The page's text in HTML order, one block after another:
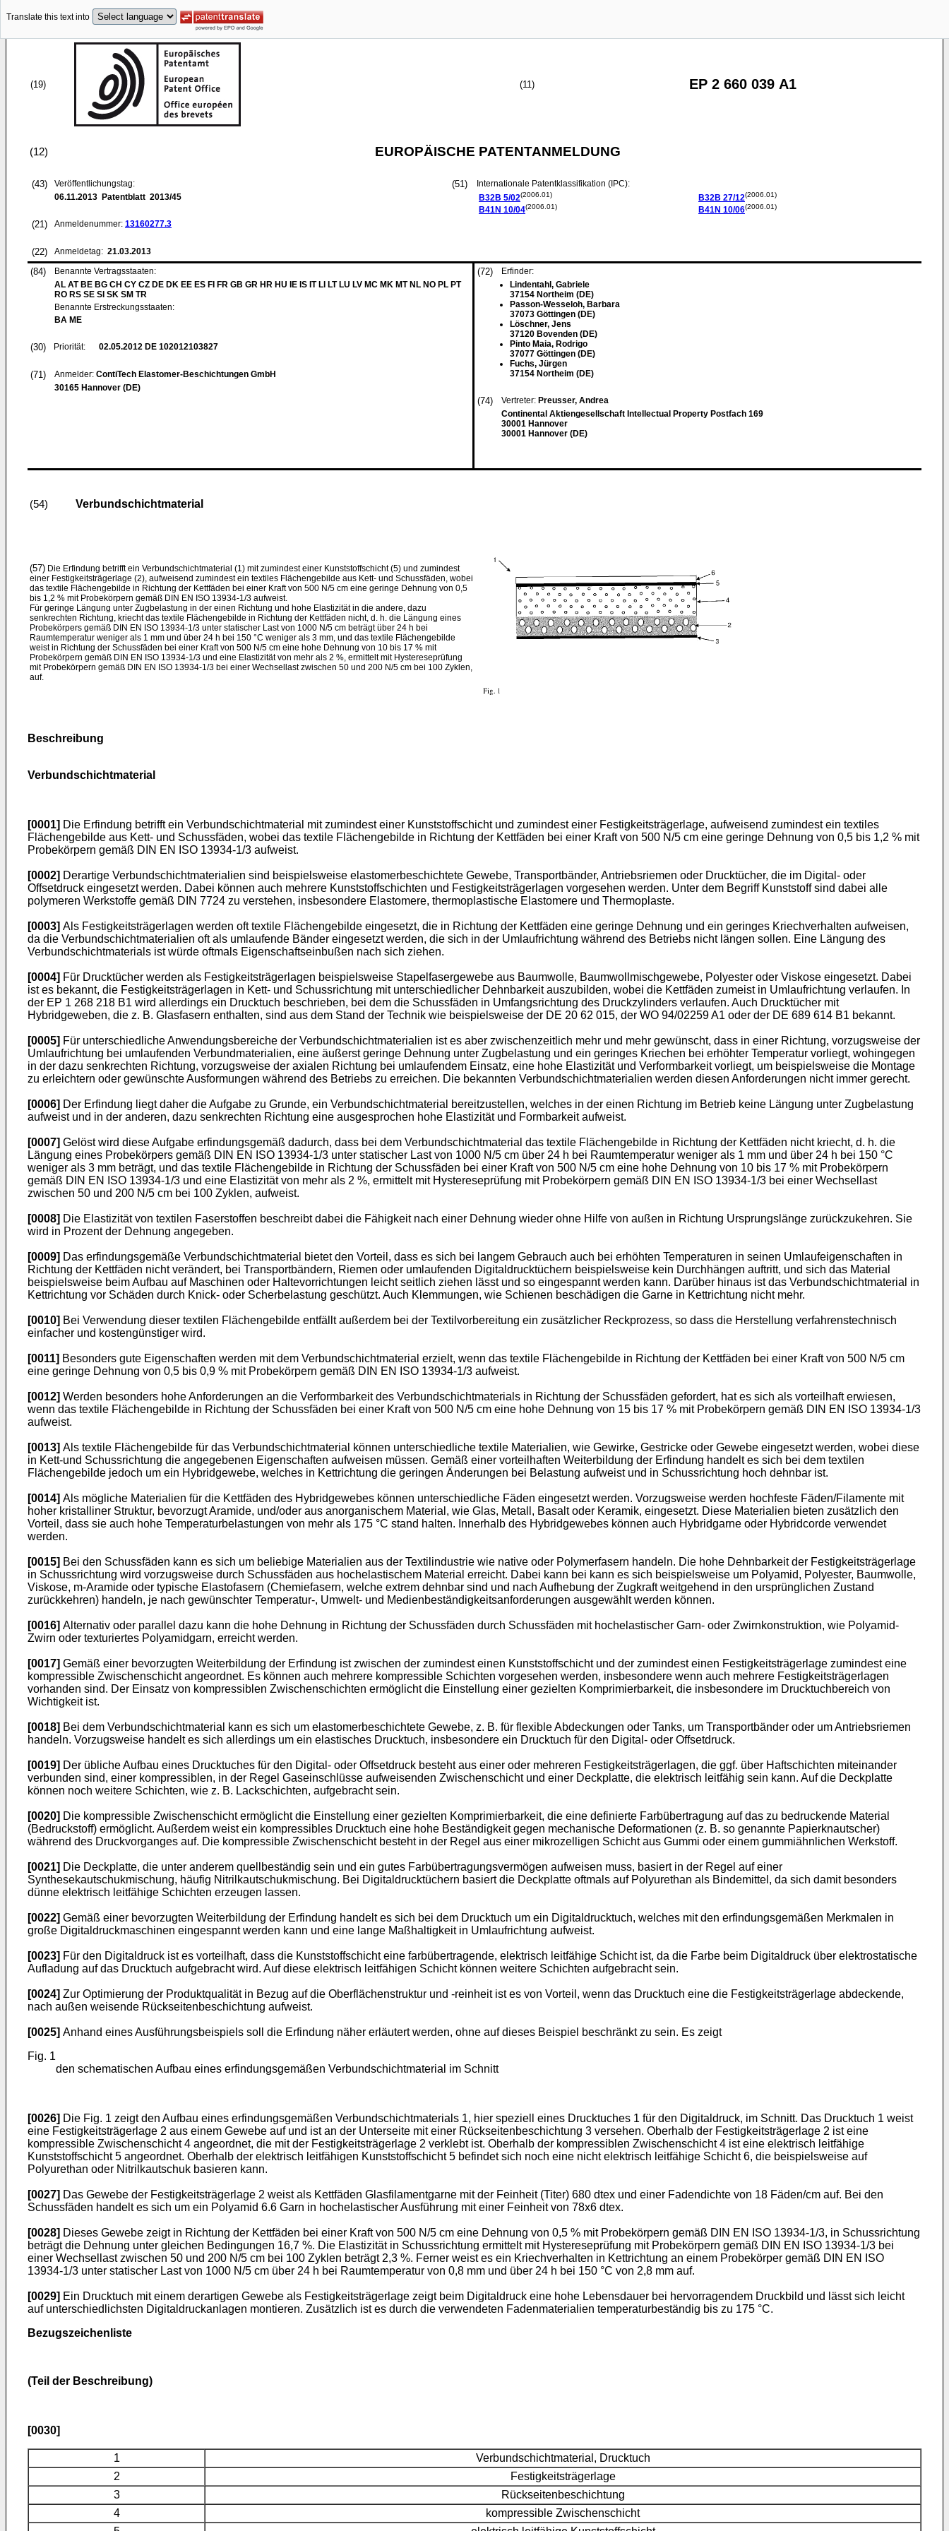
Translate this text into
(19) (11) EP 2 660 039 A1
(12) EUROPÄISCHE PATENTANMELDUNG
(43)
Veröffentlichungstag:
06.11.2013 Patentblatt 2013/45
(21) Anmeldenummer: 13160277.3
(22) Anmeldetag: 21.03.2013
(51)
Internationale Patentklassifikation (IPC):
B32B 5/02(2006.01)
B41N 10/04(2006.01)
B32B 27/12(2006.01)
B41N 10/06(2006.01)
(84)
Benannte Vertragsstaaten:
AL AT BE BG CH CY CZ DE DK EE ES FI FR GB GR HR HU IE IS IT LI LT LU LV MC MK MT NL NO PL PT
RO RS SE SI SK SM TR
Benannte Erstreckungsstaaten:
BA ME
(30) Priorität: 02.05.2012 DE 102012103827
(71) Anmelder: ContiTech Elastomer-Beschichtungen GmbH
30165 Hannover (DE)
(72)
Erfinder:
Lindentahl, Gabriele
37154 Northeim (DE)
Passon-Wesseloh, Barbara
37073 Göttingen (DE)
Löschner, Jens
37120 Bovenden (DE)
Pinto Maia, Rodrigo
37077 Göttingen (DE)
Fuchs, Jürgen
37154 Northeim (DE)
(74) Vertreter: Preusser, Andrea
Continental Aktiengesellschaft Intellectual Property Postfach 169
30001 Hannover
30001 Hannover (DE)
(54) Verbundschichtmaterial
(57) Die Erfindung betrifft ein Verbundschichtmaterial (1) mit zumindest einer Kunststoffschicht (5) und zumindest
einer Festigkeitsträgerlage (2), aufweisend zumindest ein textiles Flächengebilde aus Kett- und Schussfäden, wobei
das textile Flächengebilde in Richtung der Kettfäden bei einer Kraft von 500 N/5 cm eine geringe Dehnung von 0,5
bis 1,2 % mit Probekörpern gemäß DIN EN ISO 13934-1/3 aufweist.
Für geringe Längung unter Zugbelastung in der einen Richtung und hohe Elastizität in die andere, dazu
senkrechten Richtung, kriecht das textile Flächengebilde in Richtung der Kettfäden nicht, d. h. die Längung eines
Probekörpers gemäß DIN EN ISO 13934-1/3 unter statischer Last von 1000 N/5 cm beträgt über 24 h bei
Raumtemperatur weniger als 1 mm und über 24 h bei 150 °C weniger als 3 mm, und das textile Flächengebilde
weist in Richtung der Schussfäden bei einer Kraft von 500 N/5 cm eine hohe Dehnung von 10 bis 17 % mit
Probekörpern gemäß DIN EN ISO 13934-1/3 und eine Elastizität von mehr als 2 %, ermittelt mit Hystereseprüfung
mit Probekörpern gemäß DIN EN ISO 13934-1/3 bei einer Wechsellast zwischen 50 und 200 N/5 cm bei 100 Zyklen,
auf.
Beschreibung
Verbundschichtmaterial
[0001] Die Erfindung betrifft ein Verbundschichtmaterial mit zumindest einer Kunststoffschicht und zumindest einer Festigkeitsträgerlage, aufweisend zumindest ein textiles
Flächengebilde aus Kett- und Schussfäden, wobei das textile Flächengebilde in Richtung der Kettfäden bei einer Kraft von 500 N/5 cm eine geringe Dehnung von 0,5 bis 1,2 % mit
Probekörpern gemäß DIN EN ISO 13934-1/3 aufweist.
[0002] Derartige Verbundschichtmaterialien sind beispielsweise elastomerbeschichtete Gewebe, Transportbänder, Antriebsriemen oder Drucktücher, die im Digital- oder
Offsetdruck eingesetzt werden. Dabei können auch mehrere Kunststoffschichten und Festigkeitsträgerlagen vorgesehen werden. Unter dem Begriff Kunststoff sind dabei alle
polymeren Werkstoffe gemäß DIN 7724 zu verstehen, insbesondere Elastomere, thermoplastische Elastomere und Thermoplaste.
[0003] Als Festigkeitsträgerlagen werden oft textile Flächengebilde eingesetzt, die in Richtung der Kettfäden eine geringe Dehnung und ein geringes Kriechverhalten aufweisen,
da die Verbundschichtmaterialien oft als umlaufende Bänder eingesetzt werden, die sich in der Umlaufrichtung während des Betriebs nicht längen sollen. Eine Längung des
Verbundschichtmaterials ist würde oftmals Eigenschaftseinbußen nach sich ziehen.
[0004] Für Drucktücher werden als Festigkeitsträgerlagen beispielsweise Stapelfasergewebe aus Baumwolle, Baumwollmischgewebe, Polyester oder Viskose eingesetzt. Dabei
ist es bekannt, die Festigkeitsträgerlagen in Kett- und Schussrichtung mit unterschiedlicher Dehnbarkeit auszubilden, wobei die Kettfäden zumeist in Umlaufrichtung verlaufen. In
der EP 1 268 218 B1 wird allerdings ein Drucktuch beschrieben, bei dem die Schussfäden in Umfangsrichtung des Druckzylinders verlaufen. Auch Drucktücher mit
Hybridgeweben, die z. B. Glasfasern enthalten, sind aus dem Stand der Technik wie beispielsweise der DE 20 62 015, der WO 94/02259 A1 oder der DE 689 614 B1 bekannt.
[0005] Für unterschiedliche Anwendungsbereiche der Verbundschichtmaterialien ist es aber zwischenzeitlich mehr und mehr gewünscht, dass in einer Richtung, vorzugsweise der
Umlaufrichtung bei umlaufenden Verbundmaterialien, eine äußerst geringe Dehnung unter Zugbelastung und ein geringes Kriechen bei erhöhter Temperatur vorliegt, wohingegen
in der dazu senkrechten Richtung, vorzugsweise der axialen Richtung bei umlaufendem Einsatz, eine hohe Elastizität und Verformbarkeit vorliegt, um beispielsweise die Montage
zu erleichtern oder gewünschte Ausformungen während des Betriebs zu erreichen. Die bekannten Verbundschichtmaterialien werden diesen Anforderungen nicht immer gerecht.
[0006] Der Erfindung liegt daher die Aufgabe zu Grunde, ein Verbundschichtmaterial bereitzustellen, welches in der einen Richtung im Betrieb keine Längung unter Zugbelastung
aufweist und in der anderen, dazu senkrechten Richtung eine ausgesprochen hohe Elastizität und Formbarkeit aufweist.
[0007] Gelöst wird diese Aufgabe erfindungsgemäß dadurch, dass bei dem Verbundschichtmaterial das textile Flächengebilde in Richtung der Kettfäden nicht kriecht, d. h. die
Längung eines Probekörpers gemäß DIN EN ISO 13934-1/3 unter statischer Last von 1000 N/5 cm über 24 h bei Raumtemperatur weniger als 1 mm und über 24 h bei 150 °C
weniger als 3 mm beträgt, und das textile Flächengebilde in Richtung der Schussfäden bei einer Kraft von 500 N/5 cm eine hohe Dehnung von 10 bis 17 % mit Probekörpern
gemäß DIN EN ISO 13934-1/3 und eine Elastizität von mehr als 2 %, ermittelt mit Hystereseprüfung mit Probekörpern gemäß DIN EN ISO 13934-1/3 bei einer Wechsellast
zwischen 50 und 200 N/5 cm bei 100 Zyklen, aufweist.
[0008] Die Elastizität von textilen Faserstoffen beschreibt dabei die Fähigkeit nach einer Dehnung wieder ohne Hilfe von außen in Richtung Ursprungslänge zurückzukehren. Sie
wird in Prozent der Dehnung angegeben.
[0009] Das erfindungsgemäße Verbundschichtmaterial bietet den Vorteil, dass es sich bei langem Gebrauch auch bei erhöhten Temperaturen in seinen Umlaufeigenschaften in
Richtung der Kettfäden nicht verändert, bei Transportbändern, Riemen oder umlaufenden Digitaldrucktüchern beispielsweise kein Durchhängen auftritt, und sich das Material
beispielsweise beim Aufbau auf Maschinen oder Haltevorrichtungen leicht seitlich ziehen lässt und so eingespannt werden kann. Darüber hinaus ist das Verbundschichtmaterial in
Kettrichtung vor Schäden durch Knick- oder Scherbelastung geschützt. Auch Klemmungen, wie Schienen beschädigen die Garne in Kettrichtung nicht mehr.
[0010] Bei Verwendung dieser textilen Flächengebilde entfällt außerdem bei der Textilvorbereitung ein zusätzlicher Reckprozess, so dass die Herstellung verfahrenstechnisch
einfacher und kostengünstiger wird.
[0011] Besonders gute Eigenschaften werden mit dem Verbundschichtmaterial erzielt, wenn das textile Flächengebilde in Richtung der Kettfäden bei einer Kraft von 500 N/5 cm
eine geringe Dehnung von 0,5 bis 0,9 % mit Probekörpern gemäß DIN EN ISO 13934-1/3 aufweist.
[0012] Werden besonders hohe Anforderungen an die Verformbarkeit des Verbundschichtmaterials in Richtung der Schussfäden gefordert, hat es sich als vorteilhaft erwiesen,
wenn das textile Flächengebilde in Richtung der Schussfäden bei einer Kraft von 500 N/5 cm eine hohe Dehnung von 15 bis 17 % mit Probekörpern gemäß DIN EN ISO 13934-1/3
aufweist.
[0013] Als textile Flächengebilde für das Verbundschichtmaterial können unterschiedliche textile Materialien, wie Gewirke, Gestricke oder Gewebe eingesetzt werden, wobei diese
in Kett-und Schussrichtung die angegebenen Eigenschaften aufweisen müssen. Gemäß einer vorteilhaften Weiterbildung der Erfindung handelt es sich bei dem textilen
Flächengebilde jedoch um ein Hybridgewebe, welches in Kettrichtung die geringen Änderungen bei Belastung aufweist und in Schussrichtung hoch dehnbar ist.
[0014] Als mögliche Materialien für die Kettfäden des Hybridgewebes können unterschiedliche Fäden eingesetzt werden. Vorzugsweise werden hochfeste Fäden/Filamente mit
hoher kristalliner Struktur, bevorzugt Aramide, und/oder aus anorganischem Material, wie Glas, Metall, Basalt oder Keramik, eingesetzt. Diese Materialien bieten zusätzlich den
Vorteil, dass sie auch hohe Temperaturbelastungen von mehr als 175 °C stand halten. Innerhalb des Hybridgewebes können auch Hybridgarne oder Hybridcorde verwendet
werden.
[0015] Bei den Schussfäden kann es sich um beliebige Materialien aus der Textilindustrie wie native oder Polymerfasern handeln. Die hohe Dehnbarkeit der Festigkeitsträgerlage
in Schussrichtung wird vorzugsweise durch Schussfäden aus hochelastischem Material erreicht. Dabei kann bei kann es sich beispielsweise um Polyamid, Polyester, Baumwolle,
Viskose, m-Aramide oder typische Elastofasern (Chemiefasern, welche extrem dehnbar sind und nach Aufhebung der Zugkraft weitgehend in den ursprünglichen Zustand
zurückkehren) handeln, je nach gewünschter Temperatur-, Umwelt- und Medienbeständigkeitsanforderungen ausgewählt werden können.
[0016] Alternativ oder parallel dazu kann die hohe Dehnung in Richtung der Schussfäden durch Schussfäden mit hochelastischer Garn- oder Zwirnkonstruktion, wie Polyamid-
Zwirn oder texturiertes Polyamidgarn, erreicht werden.
[0017] Gemäß einer bevorzugten Weiterbildung der Erfindung ist zwischen der zumindest einen Kunststoffschicht und der zumindest einen Festigkeitsträgerlage zumindest eine
kompressible Zwischenschicht angeordnet. Es können auch mehrere kompressible Schichten vorgesehen werden, insbesondere wenn auch mehrere Festigkeitsträgerlagen
vorhanden sind. Der Einsatz von kompressiblen Zwischenschichten ermöglicht die Einstellung einer gezielten Komprimierbarkeit, die insbesondere im Drucktuchbereich von
Wichtigkeit ist.
[0018] Bei dem Verbundschichtmaterial kann es sich um elastomerbeschichtete Gewebe, z. B. für flexible Abdeckungen oder Tanks, um Transportbänder oder um Antriebsriemen
handeln. Vorzugsweise handelt es sich allerdings um ein elastisches Drucktuch, insbesondere ein Drucktuch für den Digital- oder Offsetdruck.
[0019] Der übliche Aufbau eines Drucktuches für den Digital- oder Offsetdruck besteht aus einer oder mehreren Festigkeitsträgerlagen, die ggf. über Haftschichten miteinander
verbunden sind, einer kompressiblen, in der Regel Gaseinschlüsse aufweisenden Zwischenschicht und einer Deckplatte, die elektrisch leitfähig sein kann. Auf die Deckplatte
können noch weitere Schichten, wie z. B. Lackschichten, aufgebracht sein.
[0020] Die kompressible Zwischenschicht ermöglicht die Einstellung einer gezielten Komprimierbarkeit, die eine definierte Farbübertragung auf das zu bedruckende Material
(Bedruckstoff) ermöglicht. Außerdem weist ein kompressibles Drucktuch eine hohe Beständigkeit gegen mechanische Deformationen (z. B. so genannte Papierknautscher)
während des Druckvorganges auf. Die kompressible Zwischenschicht besteht in der Regel aus einer mikrozelligen Schicht aus Gummi oder einem gummiähnlichen Werkstoff.
[0021] Die Deckplatte, die unter anderem quellbeständig sein und ein gutes Farbübertragungsvermögen aufweisen muss, basiert in der Regel auf einer
Synthesekautschukmischung, häufig Nitrilkautschukmischung. Bei Digitaldrucktüchern basiert die Deckplatte oftmals auf Polyurethan als Bindemittel, da sich damit besonders
dünne elektrisch leitfähige Schichten erzeugen lassen.
[0022] Gemäß einer bevorzugten Weiterbildung der Erfindung handelt es sich bei dem Drucktuch um ein Digitaldrucktuch, welches mit den erfindungsgemäßen Merkmalen in
große Digitaldruckmaschinen eingespannt werden kann und eine lange Maßhaltigkeit in Umlaufrichtung aufweist.
[0023] Für den Digitaldruck ist es vorteilhaft, dass die Kunststoffschicht eine farbübertragende, elektrisch leitfähige Schicht ist, da die Farbe beim Digitaldruck über elektrostatische
Aufladung auf das Drucktuch aufgebracht wird. Auf diese elektrisch leitfähigen Schicht können weitere Schichten aufgebracht sein.
[0024] Zur Optimierung der Produktqualität in Bezug auf die Oberflächenstruktur und -reinheit ist es von Vorteil, wenn das Drucktuch eine die Festigkeitsträgerlage abdeckende,
nach außen weisende Rückseitenbeschichtung aufweist.
[0025] Anhand eines Ausführungsbeispiels soll die Erfindung näher erläutert werden, ohne auf dieses Beispiel beschränkt zu sein. Es zeigt
Fig. 1
den schematischen Aufbau eines erfindungsgemäßen Verbundschichtmaterial im Schnitt
[0026] Die Fig. 1 zeigt den Aufbau eines erfindungsgemäßen Verbundschichtmaterials 1, hier speziell eines Drucktuches 1 für den Digitaldruck, im Schnitt. Das Drucktuch 1 weist
eine Festigkeitsträgerlage 2 aus einem Gewebe auf und ist an der Unterseite mit einer Rückseitenbeschichtung 3 versehen. Oberhalb der Festigkeitsträgerlage 2 ist eine
kompressible Zwischenschicht 4 angeordnet, die mit der Festigkeitsträgerlage 2 verklebt ist. Oberhalb der kompressiblen Zwischenschicht 4 ist eine elektrisch leitfähige
Kunststoffschicht 5 angeordnet. Oberhalb der elektrisch leitfähigen Kunststoffschicht 5 befindet sich noch eine nicht elektrisch leitfähige Schicht 6, die beispielsweise auf
Polyurethan oder Nitrilkautschuk basieren kann.
[0027] Das Gewebe der Festigkeitsträgerlage 2 weist als Kettfäden Glasfilamentgarne mit der Feinheit (Titer) 680 dtex und einer Fadendichte von 18 Fäden/cm auf. Bei den
Schussfäden handelt es sich um ein Polyamid 6.6 Garn in hochelastischer Ausführung mit einer Feinheit von 78x6 dtex.
[0028] Dieses Gewebe zeigt in Richtung der Kettfäden bei einer Kraft von 500 N/5 cm eine Dehnung von 0,5 % mit Probekörpern gemäß DIN EN ISO 13934-1/3, in Schussrichtung
beträgt die Dehnung unter gleichen Bedingungen 16,7 %. Die Elastizität in Schussrichtung ermittelt mit Hystereseprüfung mit Probekörpern gemäß DIN EN ISO 13934-1/3 bei
einer Wechsellast zwischen 50 und 200 N/5 cm bei 100 Zyklen beträgt 2,3 %. Ferner weist es ein Kriechverhalten in Kettrichtung an einem Probekörper gemäß DIN EN ISO
13934-1/3 unter statischer Last von 1000 N/5 cm über 24 h bei Raumtemperatur von 0,8 mm und über 24 h bei 150 °C von 2,8 mm auf.
[0029] Ein Drucktuch mit einem derartigen Gewebe als Festigkeitsträgerlage zeigt beim Digitaldruck eine hohe Lebensdauer bei hervorragendem Druckbild und lässt sich leicht
auf unterschiedlichsten Digitaldruckanlagen montieren. Zusätzlich ist es durch die verwendeten Fadenmaterialien temperaturbeständig bis zu 175 °C.
Bezugszeichenliste
(Teil der Beschreibung)
[0030]
1
Verbundschichtmaterial, Drucktuch
2
Festigkeitsträgerlage
3
Rückseitenbeschichtung
4
kompressible Zwischenschicht